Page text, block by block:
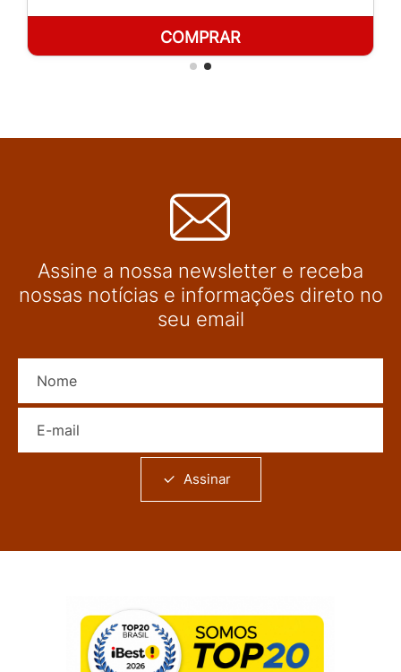
COMPRAR
Assine a nossa newsletter e receba
nossas notícias e informações direto no
seu email
Assinar